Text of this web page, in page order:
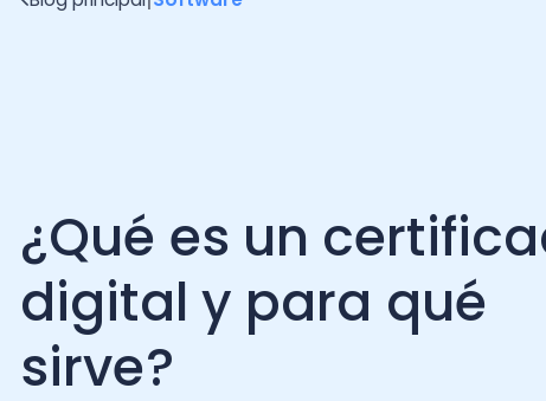
¿Qué es un certificado
digital y para qué
sirve?